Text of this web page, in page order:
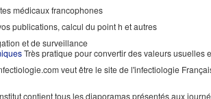
médicaux francophones
publications, calcul du point h et autres
et de surveillance
Très pratique pour convertir des valeurs usuelles
veut être le site de l'infectiologie
contient tous les diaporamas présentés aux